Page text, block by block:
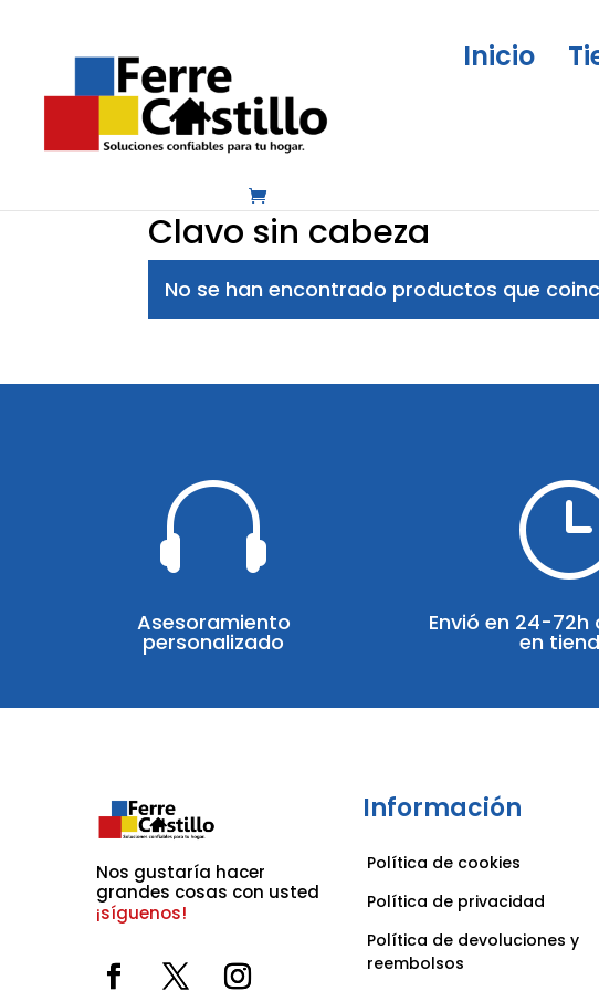
Inicio
Construcción y ferretería
Clavo sin cabeza
No se han encontrado productos que

Asesoramiento
personalizado
Envió en 24-72h
en
Nos gustaría hacer
¡síguenos!
Información
Política de cookies
Política de privacidad
Política de devoluciones y
reembolsos